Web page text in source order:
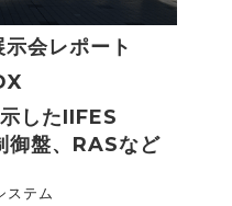
示会レポート
したIIFES
御盤、RASなど
ステム